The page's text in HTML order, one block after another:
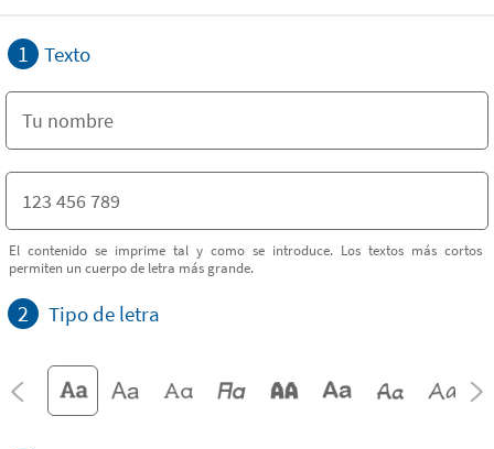
1 Texto
El contenido se imprime tal y como se introduce. Los textos más cortos
permiten un cuerpo de letra más grande.
2 Tipo de letra